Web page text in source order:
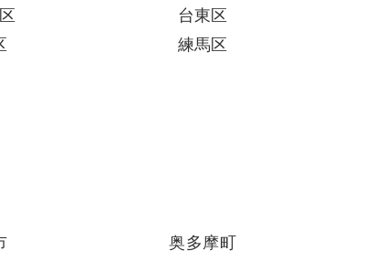
台東区
練馬区
奥多摩町